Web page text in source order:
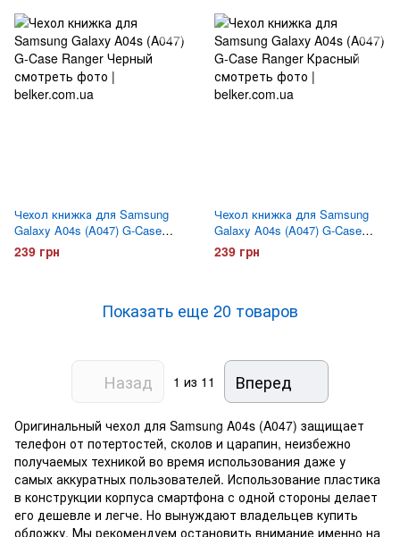
Чехол книжка для Samsung
Galaxy A04s (A047) G-Case
Ranger Черный
239 грн
Чехол книжка для Samsung
Galaxy A04s (A047) G-Case
Ranger Красный
239 грн
Показать еще 20 товаров
Назад 1 из 11 Вперед
Оригинальный чехол для Samsung A04s (A047) защищает
телефон от потертостей, сколов и царапин, неизбежно
получаемых техникой во время использования даже у
самых аккуратных пользователей. Использование пластика
в конструкции корпуса смартфона с одной стороны делает
его дешевле и легче. Но вынуждают владельцев купить
обложку. Мы рекомендуем остановить внимание именно на